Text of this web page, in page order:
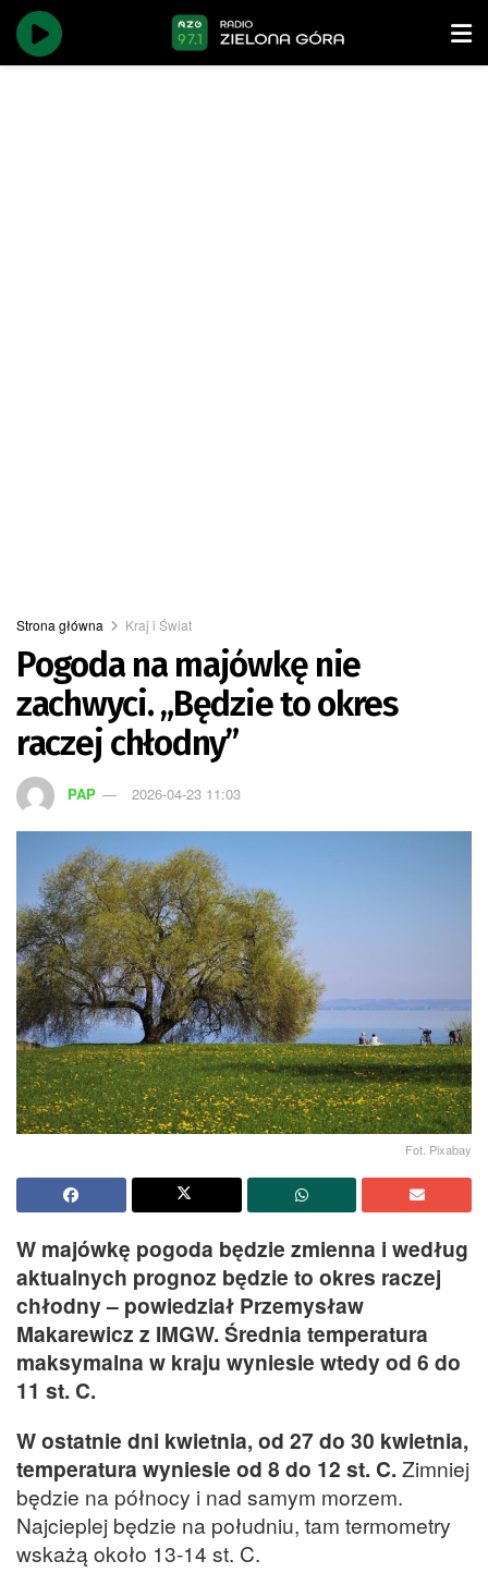
Strona główna Kraj i Świat
Pogoda na majówkę nie
zachwyci. „Będzie to okres
raczej chłodny”
PAP 2026-04-23 11:03
Fot. Pixabay
W majówkę pogoda będzie zmienna i według
aktualnych prognoz będzie to okres raczej
chłodny – powiedział Przemysław
Makarewicz z IMGW. Średnia temperatura
maksymalna w kraju wyniesie wtedy od 6 do
11 st. C.
W ostatnie dni kwietnia, od 27 do 30 kwietnia,
temperatura wyniesie od 8 do 12 st. C. Zimniej
będzie na północy i nad samym morzem.
Najcieplej będzie na południu, tam termometry
wskażą około 13-14 st. C.